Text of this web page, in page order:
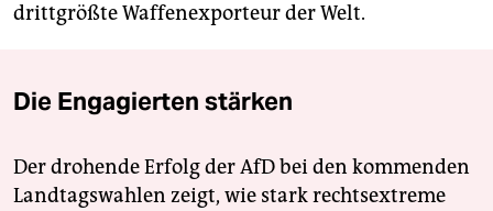
drittgrößte Waffenexporteur der Welt.
Die Engagierten stärken
Der drohende Erfolg der AfD bei den kommenden
Landtagswahlen zeigt, wie stark rechtsextreme